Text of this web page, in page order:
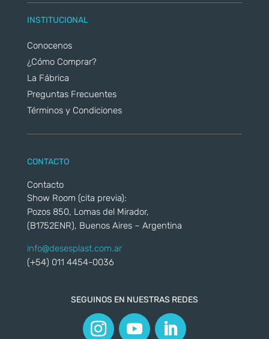
INSTITUCIONAL
Conocenos
¿Cómo Comprar?
La Fábrica
Preguntas Frecuentes
Términos y Condiciones
CONTACTO
Contacto
Show Room (cita previa):
Pozos 850, Lomas del Mirador,
(B1752ENR), Buenos Aires – Argentina
info@desesplast.com.ar
(+54) 011 4454-0036
SEGUINOS EN NUESTRAS REDES